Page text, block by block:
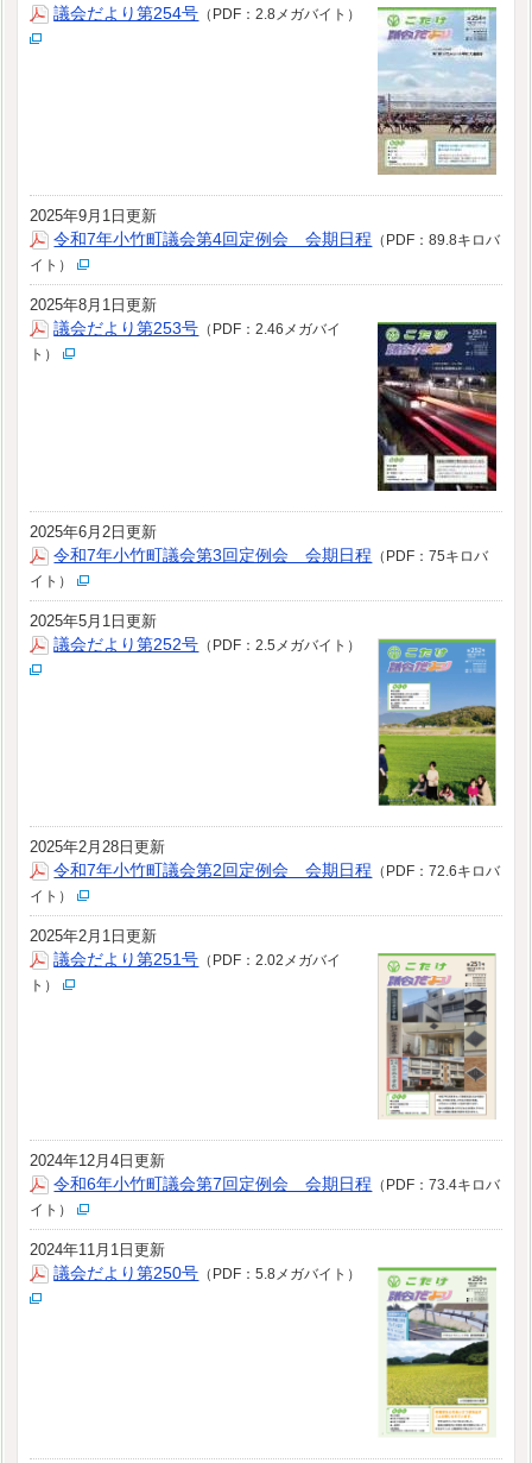
議会だより第254号 （PDF：2.8メガバイト）
2025年9月1日更新
令和7年小竹町議会第4回定例会 会期日程 （PDF：89.8キロバ
イト）
2025年8月1日更新
議会だより第253号 （PDF：2.46メガバイ
ト）
2025年6月2日更新
令和7年小竹町議会第3回定例会 会期日程 （PDF：75キロバ
イト）
2025年5月1日更新
議会だより第252号 （PDF：2.5メガバイト）
2025年2月28日更新
令和7年小竹町議会第2回定例会 会期日程 （PDF：72.6キロバ
イト）
2025年2月1日更新
議会だより第251号 （PDF：2.02メガバイ
ト）
2024年12月4日更新
令和6年小竹町議会第7回定例会 会期日程 （PDF：73.4キロバ
イト）
2024年11月1日更新
議会だより第250号 （PDF：5.8メガバイト）